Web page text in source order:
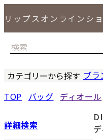
リップスオンラインシ
カテゴリーから探す ブラ
TOP バッグ ディオール
詳細検索